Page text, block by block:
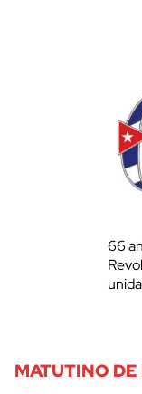
66
MATUTINO